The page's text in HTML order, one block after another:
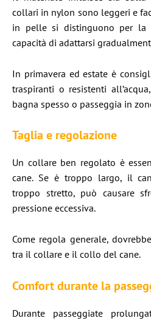
collari in nylon sono leggeri e
in pelle si distinguono per la
capacità di adattarsi
In primavera ed estate è
traspiranti o resistenti
bagna spesso o passeggia in
Taglia e regolazione
Un collare ben regolato è
cane. Se è troppo largo, il
troppo stretto, può causare
pressione eccessiva.
Come regola generale,
tra il collare e il collo del cane.
Comfort durante la
Durante passeggiate